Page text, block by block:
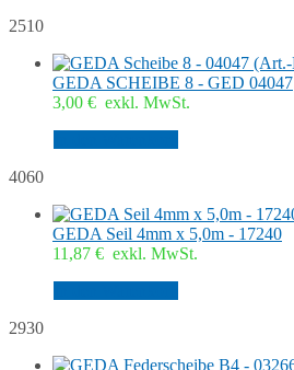
2510
GEDA SCHEIBE 8 - GED 04047
3,00 € exkl. MwSt.
4060
GEDA Seil 4mm x 5,0m - 17240
11,87 € exkl. MwSt.
2930